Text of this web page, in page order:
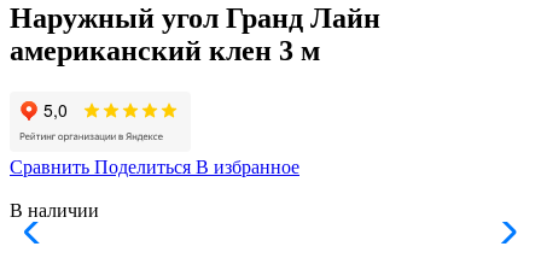
Наружный угол Гранд Лайн
американский клен 3 м
Сравнить Поделиться В избранное
В наличии